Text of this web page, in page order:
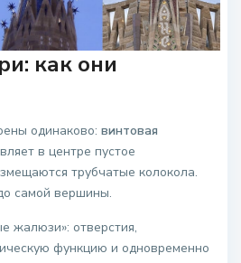
как они
одинаково:винтовая
в центре пустое
трубчатые колокола.
самой вершины.
жалюзи»: отверстия,
функцию и одновременно